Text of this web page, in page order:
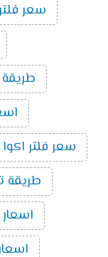
سعر فلتر مياه 7
طريقة
سعر فلتر اكوا جيت
طريقة
اسعار
اسعار